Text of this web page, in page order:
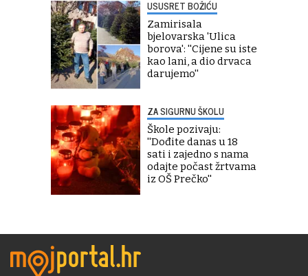
USUSRET BOŽIĆU
Zamirisala
bjelovarska 'Ulica
borova': ''Cijene su iste
kao lani, a dio drvaca
darujemo''
ZA SIGURNU ŠKOLU
Škole pozivaju:
''Dođite danas u 18
sati i zajedno s nama
odajte počast žrtvama
iz OŠ Prečko''